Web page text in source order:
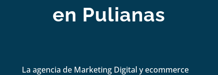
en Pulianas
La agencia de Marketing Digital y ecommerce